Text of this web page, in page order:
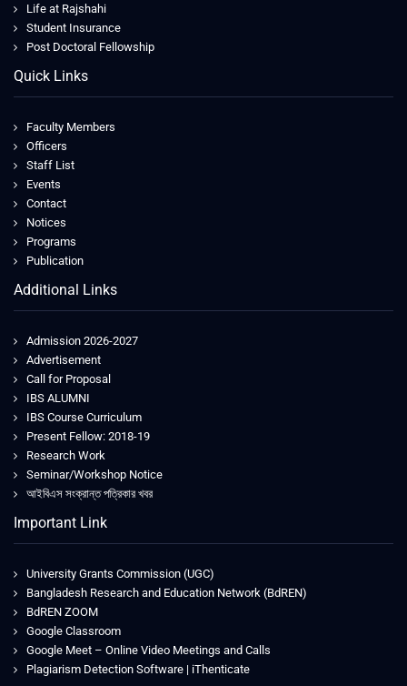
Life at Rajshahi
Student Insurance
Post Doctoral Fellowship
Quick Links
Faculty Members
Officers
Staff List
Events
Contact
Notices
Programs
Publication
Additional Links
Admission 2026-2027
Advertisement
Call for Proposal
IBS ALUMNI
IBS Course Curriculum
Present Fellow: 2018-19
Research Work
Seminar/Workshop Notice
আইবিএস সংক্রান্ত পত্রিকার খবর
Important Link
University Grants Commission (UGC)
Bangladesh Research and Education Network (BdREN)
BdREN ZOOM
Google Classroom
Google Meet – Online Video Meetings and Calls
Plagiarism Detection Software | iThenticate